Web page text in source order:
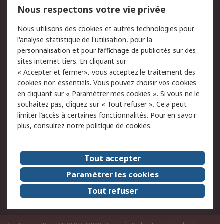
du site
Politique de protection
des données - Mise à
jour
Sécurité des E-mails
Conditions générales
de vente
Politique anti-
corruption
Campagnes marketing
A propos de RS
A propos de RS France
Evénements
Le groupe RS Group Plc
Presse
RS dans le monde
Démarche RSE
Nous rejoindre
RS Particuliers
Nous respectons votre vie privée
Nous utilisons des cookies et autres technologies pour
l'analyse statistique de l'utilisation, pour la
personnalisation et pour l’affichage de publicités sur des
sites internet tiers. En cliquant sur
« Accepter et fermer», vous acceptez le traitement des
cookies non essentiels. Vous pouvez choisir vos cookies
en cliquant sur « Paramétrer mes cookies ». Si vous ne le
souhaitez pas, cliquez sur « Tout refuser ». Cela peut
limiter l’accès à certaines fonctionnalités. Pour en savoir
plus, consultez notre politique de cookies.
Tout accepter
Paramétrer les cookies
Tout refuser